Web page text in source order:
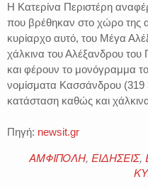
Η Κατερίνα Περιστέρη
που βρέθηκαν στο χώρο της
κυρίαρχο αυτό, του Μέγα
χάλκινα του Αλέξανδρου
και φέρουν το μονόγραμμα
νομίσματα Κασσάνδρου (319
κατάσταση καθώς και
Πηγή: newsit.gr
ΑΜΦΙΠΟΛΗ, ΕΙΔΗΣΕΙΣ,